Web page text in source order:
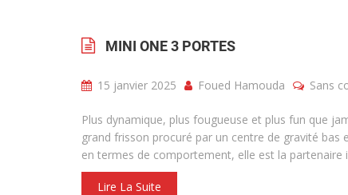
MINI ONE 3 PORTES
15 janvier 2025 Foued Hamouda Sans
Plus dynamique, plus fougueuse et plus fun que
grand frisson procuré par un centre de gravité
en termes de comportement, elle est la
Lire La Suite